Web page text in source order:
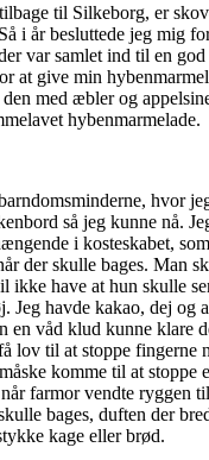
til Silkeborg, er
i år besluttede jeg mig
var samlet ind til en
at give min
med æbler og
hybenmarmelade.
hvor
så jeg kunne nå.
i kosteskabet,
der skulle bages. Man
ikke have at hun skulle
Jeg havde kakao, dej og
en våd klud kunne klare
lov til at stoppe fingerne
komme til at stoppe
farmor vendte ryggen
bages, duften der
kage eller brød.